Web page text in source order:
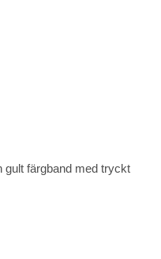
gult färgband med tryckt